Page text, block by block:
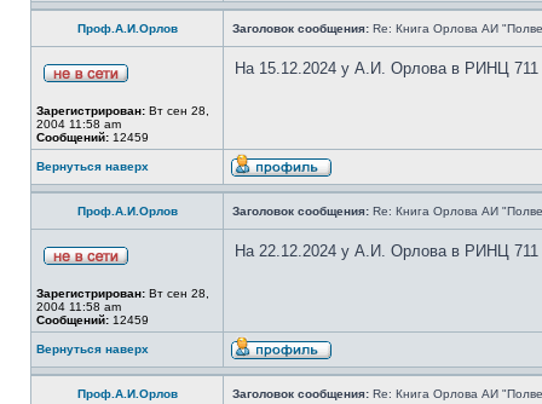
Проф.А.И.Орлов Заголовок сообщения: Re: Книга Орлова АИ
Зарегистрирован: Вт сен 28,
2004 11:58 am
Сообщений: 12459
На 15.12.2024 у А.И. Орлова в РИНЦ 711
Вернуться наверх
Проф.А.И.Орлов Заголовок сообщения: Re: Книга Орлова АИ
Зарегистрирован: Вт сен 28,
2004 11:58 am
Сообщений: 12459
На 22.12.2024 у А.И. Орлова в РИНЦ 711
Вернуться наверх
Проф.А.И.Орлов Заголовок сообщения: Re: Книга Орлова АИ